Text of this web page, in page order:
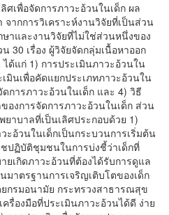
ศเพื่อจัดการภาวะอ้วนในเด็ก ผล
จากการวิเคราะห์งานวิจัยที่เป็นส่วน
าและงานวิจัยที่ไม่ใช่ส่วนหนึ่งของ
30 เรื่อง ผู้วิจัยจัดกลุ่มเนื้อหาออก
ได้แก่ 1) การประเมินภาวะอ้วนใน
เมินเพื่อคัดแยกประเภทภาวะอ้วนใน
ดการภาวะอ้วนในเด็ก และ 4) วิธี
องการจัดการภาวะอ้วนในเด็ก ส่วน
าบาลที่เป็นเลิศประกอบด้วย 1)
ะอ้วนในเด็กเป็นกระบวนการเริ่มต้น
ปฏิบัติชุมชนในการบ่งชี้ว่าเด็กที่
ยเกิดภาวะอ้วนที่ต้องได้รับการดูแล
มาตรฐานการเจริญเติบโตของเด็ก
กรมอนามัย กระทรวงสาธารณสุข
ครื่องมือที่ประเมินภาวะอ้วนได้ดี ง่าย